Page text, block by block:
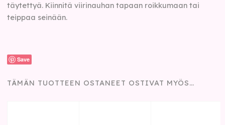
täytettyä. Kiinnitä viirinauhan tapaan roikkumaan tai
teippaa seinään.
Save
TÄMÄN TUOTTEEN OSTANEET OSTIVAT MYÖS…